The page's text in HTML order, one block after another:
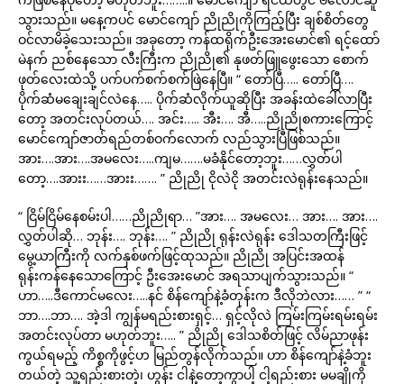
သွားသည်။ မနေ့ကပင် မောင်ကျော် ညိုညိုကိုကြည့်ပြီး ချစ်စိတ်တွေ
ဝင်လာမိခဲ့သေးသည်။ အခုတော့ ကန်ထရိုက်ဦးအေးမောင်၏ ရင့်ထော်
မဲနက် ညစ်နေသော လီးကြီးက ညိုညို၏ နုဖတ်ဖြူဖွေးသော စောက်
ဖုတ်လေးထဲသို့ ပက်ပက်စက်စက်ဖြဲနေပြီ။ “ တော်ပြီ….. တော်ပြီ….
ပိုက်ဆံမချေးချင်လဲနေ….. ပိုက်ဆံလိုက်ယူဆိုပြီး အခန်းထဲခေါ်လာပြီး
တော့ အတင်းလုပ်တယ်…. အင်း….. အီး…. အီ…..ညိုညိုစကားကြောင့်
မောင်ကျော်ဇာတ်ရည်တစ်ဝက်လောက် လည်သွားပြီဖြစ်သည်။
အား….အား….အမလေး…..ကျမ…….မခံနိုင်တော့ဘူး……လွှတ်ပါ
တော့….အားး……အားး……. ” ညိုညို ငိုလဲငို အတင်းလဲရုန်းနေသည်။
“ ငြိမ်ငြိမ်နေစမ်းပါ……ညိုညိုရာ… ”အား…. အမလေး… အား…. အား….
လွှတ်ပါဆို… ဘုန်း…. ဘုန်း…. ” ညိုညို ရုန်းလဲရုန်း ဒေါသတကြီးဖြင့်
မွေ့ယာကြီးကို လက်နှစ်ဖက်ဖြင့်ထုသည်။ ညိုညို အပြင်းအထန်
ရုန်းကန်နေသောကြောင့် ဦးအေးမောင် အရသာပျက်သွားသည်။ “
ဟာ…..ဒီကောင်မလေး…..နင် စိန်ကျော်နဲ့ခံတုန်းက ဒီလိုဘဲလား…… ” “
ဘာ….ဘာ…. အဲ့ဒါ ကျွန်မရည်းစားရှင့်… ရှင့်လိုလဲ ကြမ်းကြမ်းရမ်းရမ်း
အတင်းလုပ်တာ မဟုတ်ဘူး….. ” ညိုညို ဒေါသစိတ်ဖြင့် လိမ်ညာဖုန်း
ကွယ်ရမည့် ကိစ္စကိုဖွင့်ဟ မြည်တွန်လိုက်သည်။ ဟာ စိန်ကျော်နဲ့ခံဘူး
တယ်တဲ့ သူ့ရည်းစားတဲ့၊ ဟွန်း ငါနဲ့တော့ကွာပါ့ ငါ့ရည်းစား မမချိုကို